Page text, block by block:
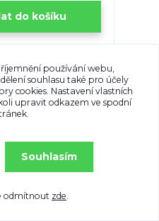
do košíku
používání webu,
souhlasu také pro účely
cookies. Nastavení vlastních
upravit odkazem ve spodní
Souhlasím
odmítnout zde